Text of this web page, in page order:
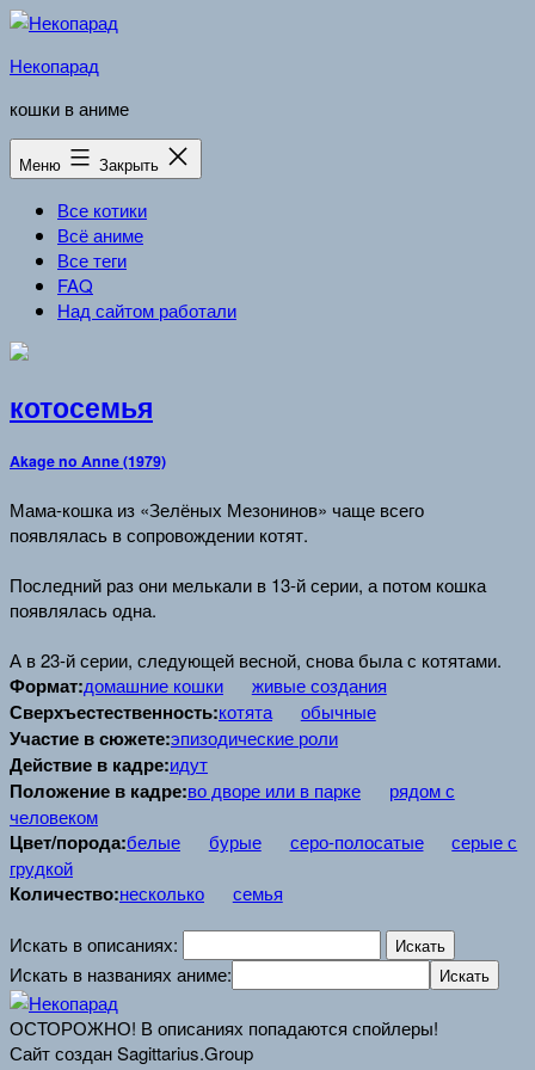
Перейти
содержимому
Некопарад
кошки в аниме
Меню Закрыть
Все котики
Всё аниме
Все теги
FAQ
Над сайтом работали
котосемья
Akage no Anne (1979)
Мама-кошка из «Зелёных Мезонинов» чаще всего
появлялась в сопровождении котят.
Последний раз они мелькали в 13-й серии, а потом кошка
появлялась одна.
А в 23-й серии, следующей весной, снова была с котятами.
Формат:домашние кошки живые создания
Сверхъестественность:котята обычные
Участие в сюжете:эпизодические роли
Действие в кадре:идут
Положение в кадре:во дворе или в парке
рядом с
человеком
Цвет/порода:белые бурые серо-полосатые
серые с
грудкой
Количество:несколько семья
Искать в описаниях:
Искать в названиях аниме:
ОСТОРОЖНО! В описаниях попадаются спойлеры!
Сайт создан Sagittarius.Group